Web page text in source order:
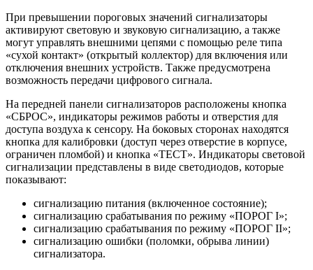
При превышении пороговых значений сигнализаторы
активируют световую и звуковую сигнализацию, а также
могут управлять внешними цепями с помощью реле типа
«сухой контакт» (открытый коллектор) для включения или
отключения внешних устройств. Также предусмотрена
возможность передачи цифрового сигнала.
На передней панели сигнализаторов расположены кнопка
«СБРОС», индикаторы режимов работы и отверстия для
доступа воздуха к сенсору. На боковых сторонах находятся
кнопка для калибровки (доступ через отверстие в корпусе,
ограничен пломбой) и кнопка «ТЕСТ». Индикаторы световой
сигнализации представлены в виде светодиодов, которые
показывают:
сигнализацию питания (включенное состояние);
сигнализацию срабатывания по режиму «ПОРОГ I»;
сигнализацию срабатывания по режиму «ПОРОГ II»;
сигнализацию ошибки (поломки, обрыва линии)
сигнализатора.